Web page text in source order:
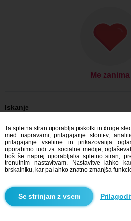
Me zanima
Iskanje
On išče njo: Moški, 40
On išče njo: Moški, 40 - Slovensko
On išče njo: Moški, 40 - Banskobystrický kraj
On išče njo: Moški, 40 - Dudince
Zmenkovati Slovensko
Zmenkovati Banskobystrický kraj
Zmenkovati Dudince
Blindr
Ta spletna stran uporablja piškotki in druge
med napravami, prilagajanje storitev,
prilagajanje vsebine in prikazovanja
uporabimo tudi za socialne medije,
boš še naprej uporabljal/a spletno stran,
trenutnim nastavitvam. Nastavitve lahko
brskalniku, kar pa lahko znatno zmanjša